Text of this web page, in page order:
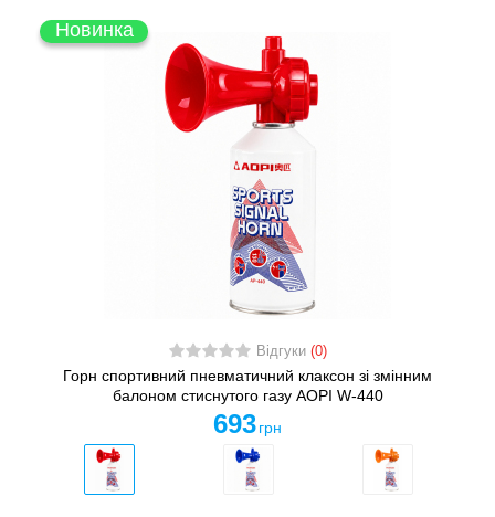
Новинка
Відгуки (0)
Горн спортивний пневматичний клаксон зі змінним
балоном стиснутого газу AOPI W-440
693 грн